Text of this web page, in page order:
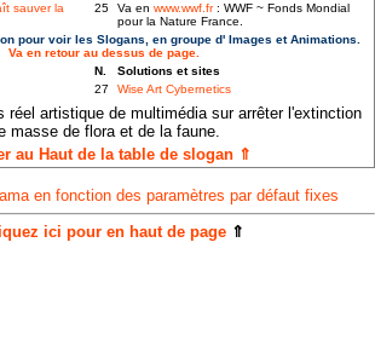
sauver la
25 Va en www.wwf.fr: WWF ~ Fonds Mondial
pour la Nature France.
pour voir les Slogans, en groupe d' Images et Animations.
Va en retour au dessus de page.
N.
Solutions et sites
27 Wise Art Cybernetics
réel artistique de multimédia sur arrêter l'extinction
masse de flora et de la faune.
au Haut de la table de slogan ⇑
en fonction des paramètres par défaut fixes
ici pour en haut de page ⇑